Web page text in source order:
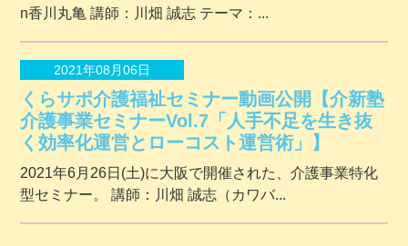
n香川丸亀 講師：川畑 誠志 テーマ：...
2021年08月06日
くらサポ介護福祉セミナー動画公開【介新塾
介護事業セミナーVol.7「人手不足を生き抜
く効率化運営とローコスト運営術」】
2021年6月26日(土)に大阪で開催された、介護事業特化
型セミナー。 講師：川畑 誠志（カワバ...